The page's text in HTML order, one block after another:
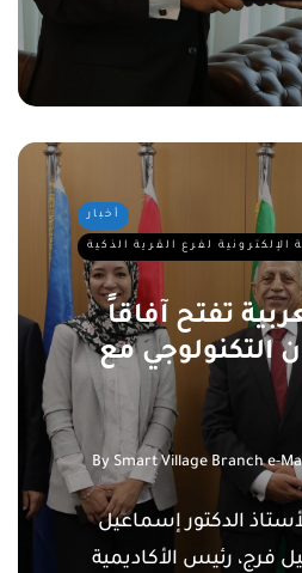
أخبار
الإلكترونية لفرع القرية الذكية
تفتح آفاقاً
التكنولوجي مع
By Smart Village Branch e-
الدكتور إسماعيل
فرج، رئيس الأكاديمية